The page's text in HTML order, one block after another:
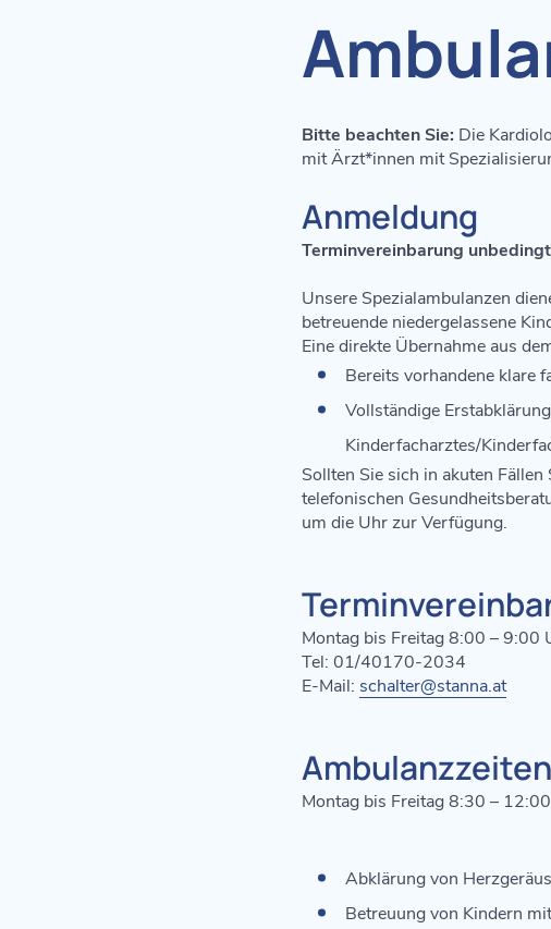
Bitte beachten Sie: Die
mit Ärzt*innen mit
Anmeldung
Terminvereinbarung
Unsere Spezialambulanzen
betreuende niedergelassene
Eine direkte Übernahme aus
Bereits vorhandene klare
Vollständige
Kinderfacharztes/
Sollten Sie sich in akuten
telefonischen
um die Uhr zur Verfügung.
Montag bis Freitag 8:00 –
Tel: 01/40170-2034
E-Mail: schalter@stanna.at
Ambulanzzeiten
Montag bis Freitag 8:30 –
Abklärung von
Betreuung von Kindern